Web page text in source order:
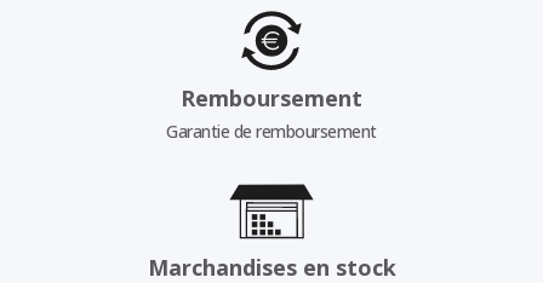
Remboursement
Garantie de remboursement
Marchandises en stock